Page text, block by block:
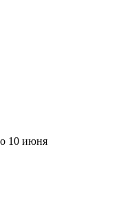
10 июня